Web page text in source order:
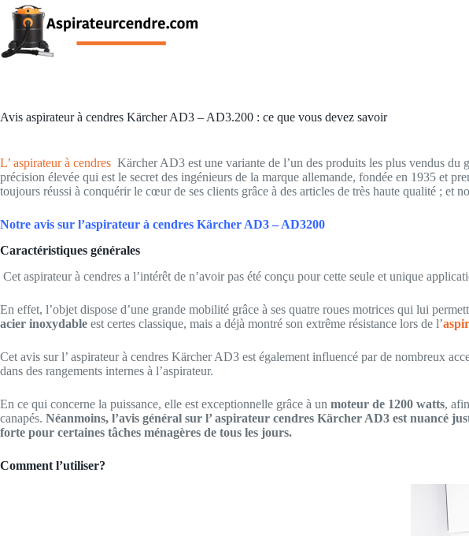
Passer
contenu
Avis aspirateur à cendres Kärcher AD3 – AD3.200 : ce que vous devez savoir
L’ aspirateur à cendres Kärcher AD3 est une variante de l’un des produits les plus vendus du
précision élevée qui est le secret des ingénieurs de la marque allemande, fondée en 1935 et
toujours réussi à conquérir le cœur de ses clients grâce à des articles de très haute qualité ; et
Notre avis sur l’aspirateur à cendres Kärcher AD3 – AD3200
Caractéristiques générales
Cet aspirateur à cendres a l’intérêt de n’avoir pas été conçu pour cette seule et unique
En effet, l’objet dispose d’une grande mobilité grâce à ses quatre roues motrices qui lui
acier inoxydable est certes classique, mais a déjà montré son extrême résistance lors de l’
Cet avis sur l’ aspirateur à cendres Kärcher AD3 est également influencé par de nombreux
dans des rangements internes à l’aspirateur.
En ce qui concerne la puissance, elle est exceptionnelle grâce à un moteur de 1200 watts,
canapés. Néanmoins, l’avis général sur l’ aspirateur cendres Kärcher AD3 est nuancé
forte pour certaines tâches ménagères de tous les jours.
Comment l’utiliser?